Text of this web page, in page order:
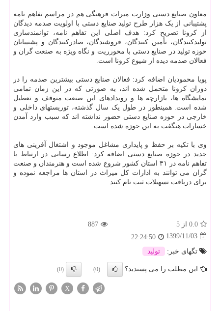
معاون صنایع دستی وزارت میراث فرهنگی هم در مراسم تفاهم نامه
پشتیبانی از یک هزار طرح تولید صنایع دستی با اولویت صدمه دیدگان
از کرونا تصریح کرد: هدف اصلی این تفاهم نامه، توانمندسازی
تولیدکنندگان، تأمین کنندگان، فروشندگان، صادرکنندگان و پشتیبانان
حوزه تولید در صنایع دستی با محورریت و نگاه ویژه به صنعت گران و
فعالان صدمه دیده از شیوع کرونا است.
پویا محمودیان اضافه کرد: فعالان صنایع دستی بیشترین صدمه را در
دوران کرونا متحمل شده اند، به صورتی که در این زمان تمامی
نمایشگاه ها، بازارچه ها و رویدادهای این صنعت متوقف و تعطیل
شده است. همینطور در طول یک سال گذشته، توریستهای داخلی و
خارجی در حوزه صنایع دستی حضور نداشته اند که سبب وارد آمدن
خسارات هنگفت به این حوزه شده است.
وی با تکیه بر حفظ و پایداری مشاغل موجود و اشتغال آفرینی های
جدید در حوزه صنایع دستی اضافه کرد: اطلاع رسانی در ارتباط با
تفاهم نامه در ۳۱ استان کشور شروع شده است و هنرمندان و صنعت
گران می توانند به ادارات کل میراث در استان ها مراجعه نموده و
برای دریافت تسهیلات ثبت نام کنند.
0.0 از 5
887
1399/11/03
22:24:50
تگهای خبر:
تولید
این مطلب را می پسندید؟ (0)
(0)
X